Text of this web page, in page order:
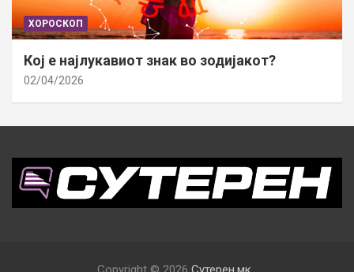
ХОРОСКОП
Кој е најлукавиот знак во зодијакот?
02/04/2026